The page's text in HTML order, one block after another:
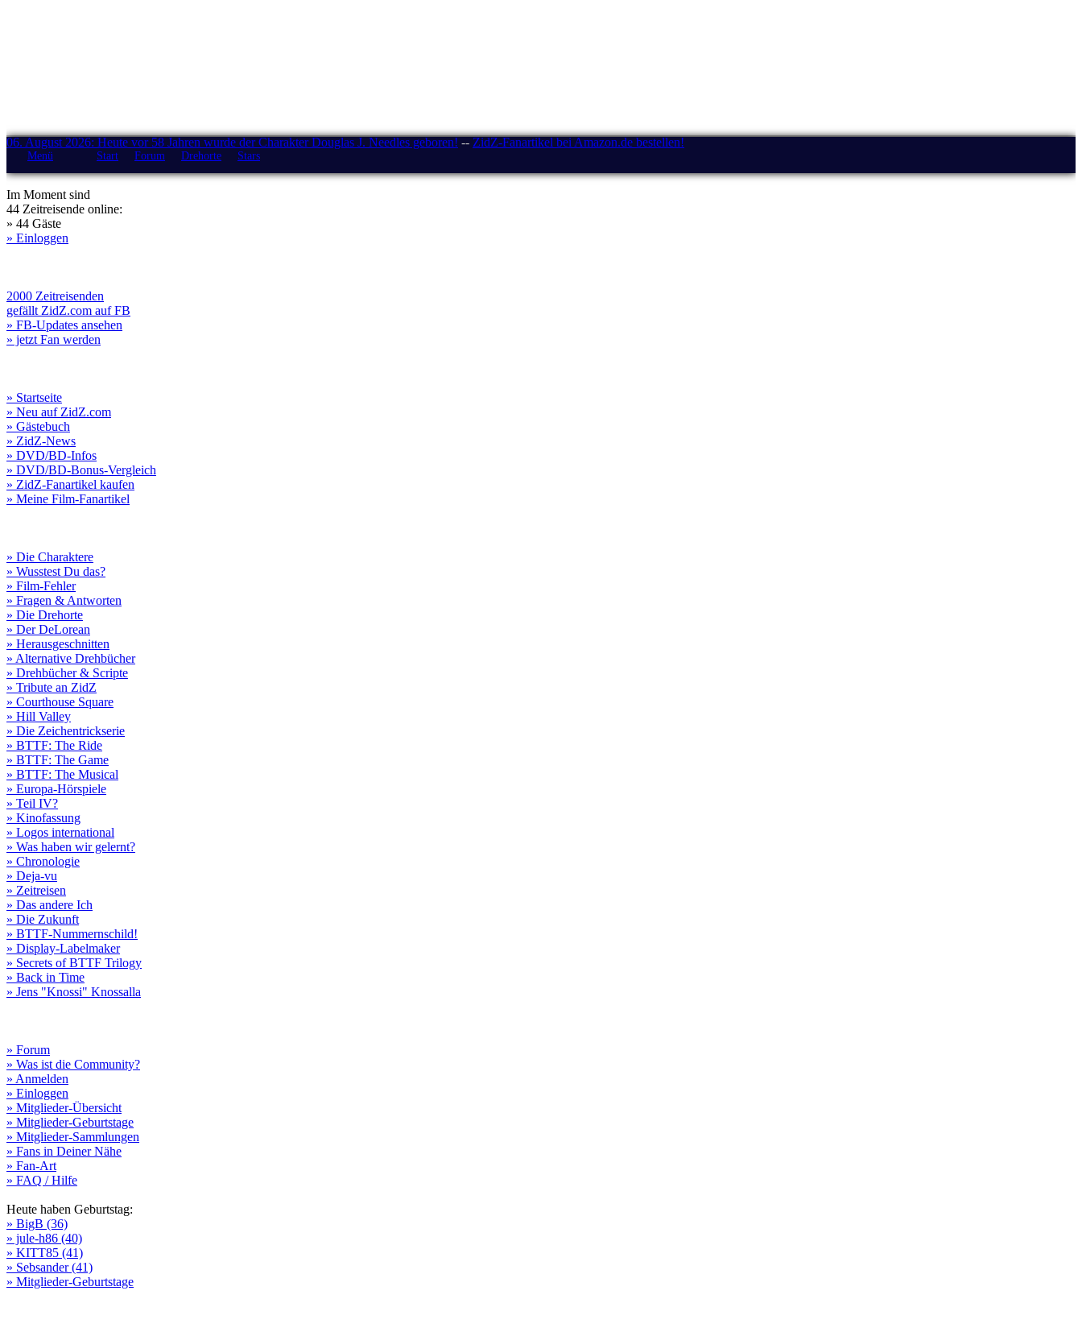
06. August 2026: Heute vor 58 Jahren wurde der Charakter Douglas J. Needles geboren! -- ZidZ-Fanartikel bei Amazon.de bestellen!
Menü Start Forum Drehorte Stars
Im Moment sind
44 Zeitreisende online:
» 44 Gäste
» Einloggen
2000 Zeitreisenden
gefällt ZidZ.com auf FB
» FB-Updates ansehen
» jetzt Fan werden
» Startseite
» Neu auf ZidZ.com
» Gästebuch
» ZidZ-News
» DVD/BD-Infos
» DVD/BD-Bonus-Vergleich
» ZidZ-Fanartikel kaufen
» Meine Film-Fanartikel
» Die Charaktere
» Wusstest Du das?
» Film-Fehler
» Fragen & Antworten
» Die Drehorte
» Der DeLorean
» Herausgeschnitten
» Alternative Drehbücher
» Drehbücher & Scripte
» Tribute an ZidZ
» Courthouse Square
» Hill Valley
» Die Zeichentrickserie
» BTTF: The Ride
» BTTF: The Game
» BTTF: The Musical
» Europa-Hörspiele
» Teil IV?
» Kinofassung
» Logos international
» Was haben wir gelernt?
» Chronologie
» Deja-vu
» Zeitreisen
» Das andere Ich
» Die Zukunft
» BTTF-Nummernschild!
» Display-Labelmaker
» Secrets of BTTF Trilogy
» Back in Time
» Jens "Knossi" Knossalla
» Forum
» Was ist die Community?
» Anmelden
» Einloggen
» Mitglieder-Übersicht
» Mitglieder-Geburtstage
» Mitglieder-Sammlungen
» Fans in Deiner Nähe
» Fan-Art
» FAQ / Hilfe
Heute haben Geburtstag:
» BigB (36)
» jule-h86 (40)
» KITT85 (41)
» Sebsander (41)
» Mitglieder-Geburtstage